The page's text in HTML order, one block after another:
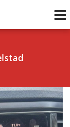
Volgend uur